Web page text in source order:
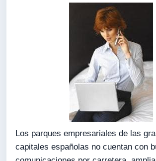
Los parques empresariales de las
capitales españolas no cuentan con